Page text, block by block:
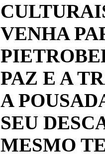
VENHA
PAZ E A
A
SEU
MESMO